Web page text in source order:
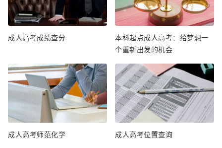
成人高考成绩查分
本科起点成人高考：给梦想一
个重新出发的机会
成人高考师范化学 成人高考位置查询